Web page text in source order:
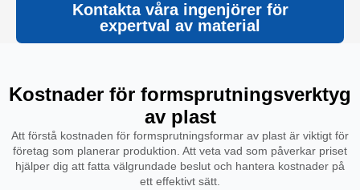
Kontakta våra ingenjörer för
expertval av material
Kostnader för formsprutningsverktyg
av plast
Att förstå kostnaden för formsprutningsformar av plast är viktigt för
företag som planerar produktion. Att veta vad som påverkar priset
hjälper dig att fatta välgrundade beslut och hantera kostnader på
ett effektivt sätt.